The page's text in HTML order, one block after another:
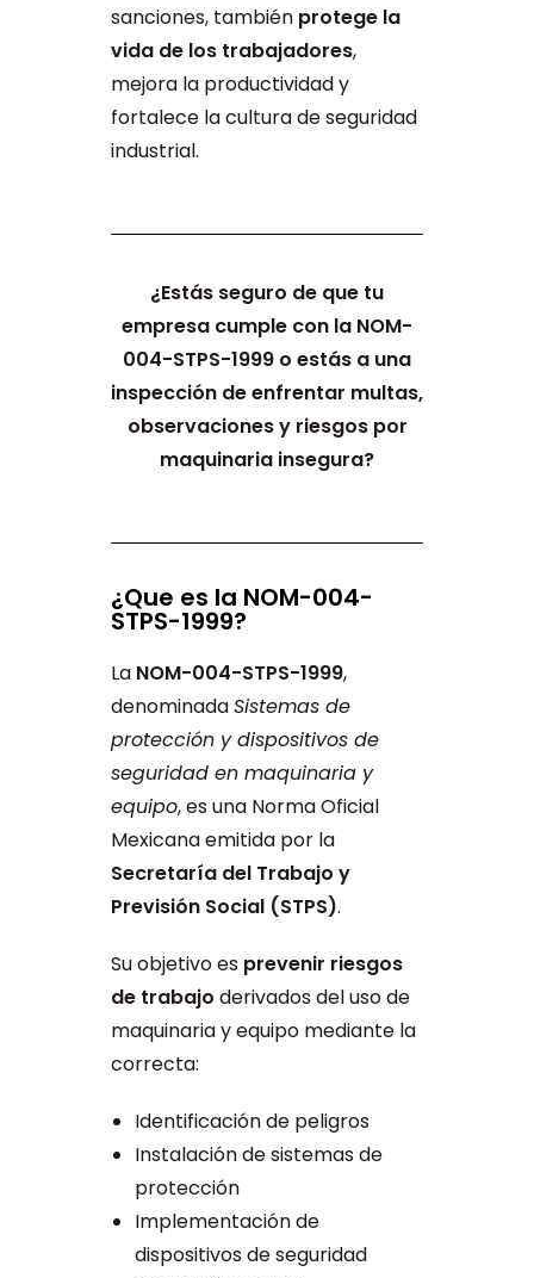
sanciones, también protege la
vida de los trabajadores,
mejora la productividad y
fortalece la cultura de seguridad
industrial.
¿Estás seguro de que tu
empresa cumple con la NOM-
004-STPS-1999 o estás a una
inspección de enfrentar multas,
observaciones y riesgos por
maquinaria insegura?
¿Que es la NOM-004-
STPS-1999?
La NOM-004-STPS-1999,
denominadaSistemas de
protección y dispositivos de
seguridad en maquinaria y
equipo, es una Norma Oficial
Mexicana emitida por la
Secretaría del Trabajo y
Previsión Social (STPS).
Su objetivo es prevenir riesgos
de trabajo derivados del uso de
maquinaria y equipo mediante la
correcta:
Identificación de peligros
Instalación de sistemas de
protección
Implementación de
dispositivos de seguridad